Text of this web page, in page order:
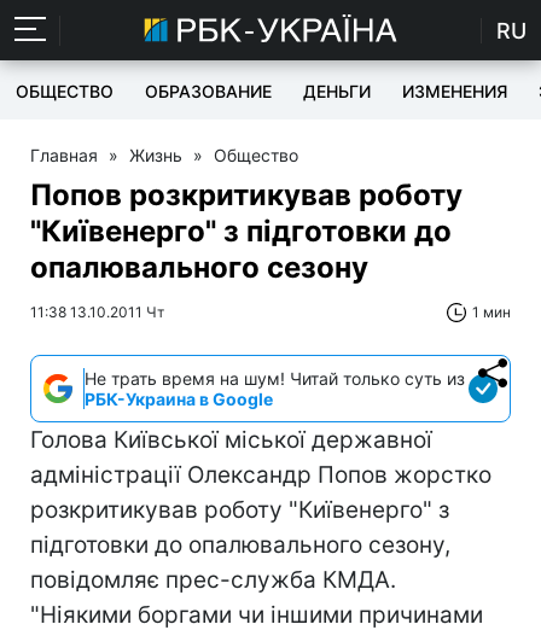
RU
ОБЩЕСТВО ОБРАЗОВАНИЕ ДЕНЬГИ ИЗМЕНЕНИЯ
Главная » Жизнь » Общество
Попов розкритикував роботу
"Київенерго" з підготовки до
опалювального сезону
11:38 13.10.2011 Чт 1 мин
Не трать время на шум! Читай только суть из
РБК-Украина в Google
Голова Київської міської державної
адміністрації Олександр Попов жорстко
розкритикував роботу "Київенерго" з
підготовки до опалювального сезону,
повідомляє прес-служба КМДА.
"Ніякими боргами чи іншими причинами